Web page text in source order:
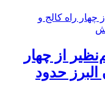
از چهار
البرز حدود